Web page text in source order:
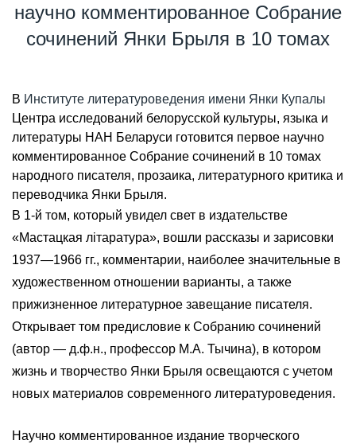
научно комментированное Собрание
сочинений Янки Брыля в 10 томах
В Институте литературоведения имени Янки Купалы
Центра исследований белорусской культуры, языка и
литературы НАН Беларуси готовится первое научно
комментированное Собрание сочинений в 10 томах
народного писателя, прозаика, литературного критика и
переводчика Янки Брыля.
В 1-й том, который увидел свет в издательстве
«Мастацкая літаратура», вошли рассказы и зарисовки
1937—1966 гг., комментарии, наиболее значительные в
художественном отношении варианты, а также
прижизненное литературное завещание писателя.
Открывает том предисловие к Собранию сочинений
(автор — д.ф.н., профессор М.А. Тычина), в котором
жизнь и творчество Янки Брыля освещаются с учетом
новых материалов современного литературоведения.
Научно комментированное издание творческого